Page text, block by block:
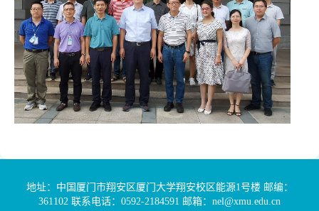
地址：中国厦门市翔安区厦门大学翔安校区能源1号楼 邮编：
361102 联系电话：0592-2184591 邮箱：nel@xmu.edu.cn